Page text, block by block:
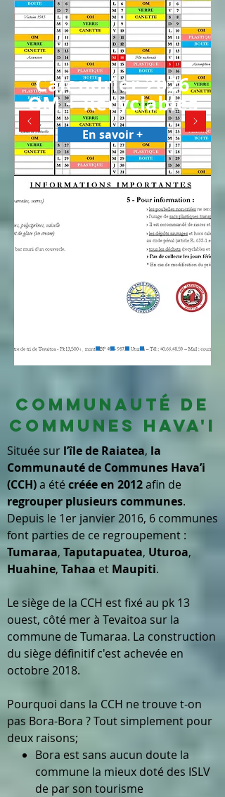
Calendrier 2026
OM + Recyclables
En savoir +
Communauté de
Communes Hava'i
Située sur l’île de Raiatea, la
Communauté de Communes Hava’i
(CCH)a étécréée en 2012afin de
regrouper plusieurs communes.
Depuis le 1er janvier 2016, 6 communes
font parties de ce regroupement :
Tumaraa, Taputapuatea, Uturoa,
Huahine, Tahaa et Maupiti.
Le siège de la CCH est fixé au pk 13
ouest, côté mer à Tevaitoa sur la
commune de Tumaraa. La construction
du siège définitif c'est achevée en
octobre 2018.
Pourquoi dans la CCH ne trouve t-on
pas Bora-Bora ? Tout simplement pour
deux raisons;
Bora est sans aucun doute la
commune la mieux doté des ISLV
de par son tourisme